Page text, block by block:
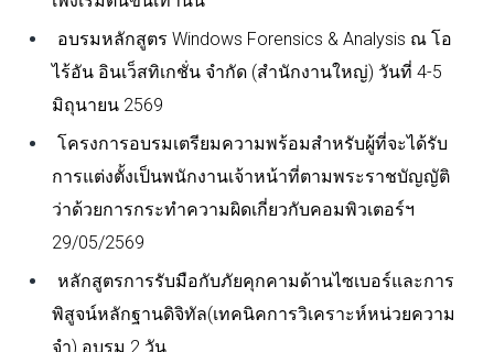
อบรมหลักสูตร Windows Forensics & Analysis ณ โอ
ไร้อัน อินเว็สทิเกชั่น จำกัด (สำนักงานใหญ่) วันที่ 4-5
มิถุนายน 2569
โครงการอบรมเตรียมความพร้อมสำหรับผู้ที่จะได้รับ
การแต่งตั้งเป็นพนักงานเจ้าหน้าที่ตามพระราชบัญญัติ
ว่าด้วยการกระทำความผิดเกี่ยวกับคอมพิวเตอร์ฯ
29/05/2569
หลักสูตรการรับมือกับภัยคุกคามด้านไซเบอร์และการ
พิสูจน์หลักฐานดิจิทัล(เทคนิคการวิเคราะห์หน่วยความ
จำ) อบรม 2 วัน